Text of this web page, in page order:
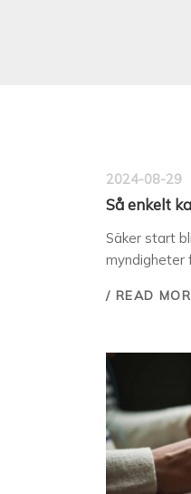
2024-08-29
Så enkelt
Säker start
myndigheter
/ READ